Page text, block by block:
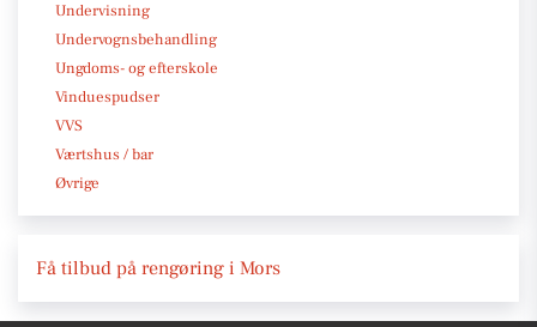
Undervisning
Undervognsbehandling
Ungdoms- og efterskole
Vinduespudser
VVS
Værtshus / bar
Øvrige
Få tilbud på rengøring i Mors